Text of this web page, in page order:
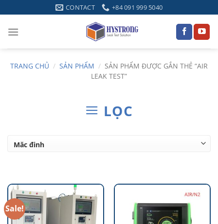
to
content
CONTACT +84 091 999 5040
TRANG CHỦ / SẢN PHẨM / SẢN PHẨM ĐƯỢC GẮN THẺ “AIR
LEAK TEST”
LỌC
Sale!